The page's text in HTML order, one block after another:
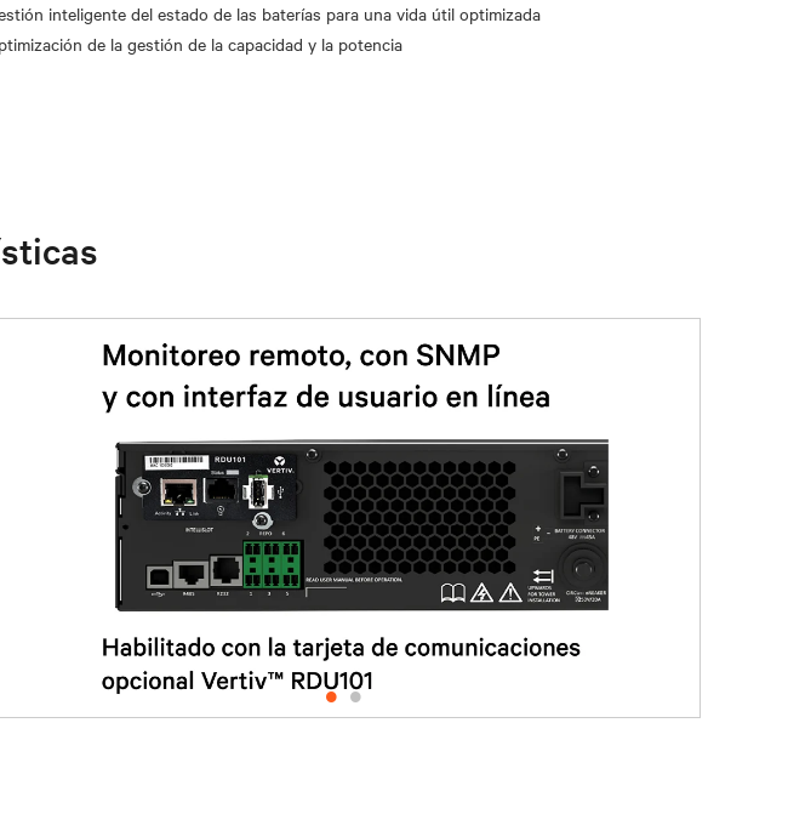
inteligente del estado de las baterías para una vida útil optimizada